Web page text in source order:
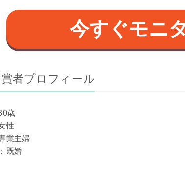
今すぐモニ
者プロフィール
歳
性
業主婦
既婚